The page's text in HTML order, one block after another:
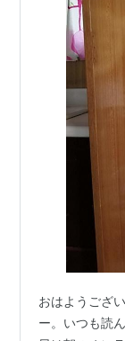
おはようござ
ー。いつも読